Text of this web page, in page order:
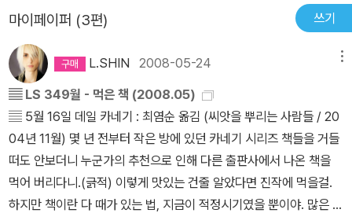
마이페이퍼 (3편) 쓰기
L.SHIN 2008-05-24
▤ LS 349월 - 먹은 책 (2008.05)
▤ 5월 16일 데일 카네기 : 최염순 옮김 (씨앗을 뿌리는 사람들 / 20
04년 11월) 몇 년 전부터 작은 방에 있던 카네기 시리즈 책들을 거들
떠도 안보더니 누군가의 추천으로 인해 다른 출판사에서 나온 책을
먹어 버리다니.(긁적) 이렇게 맛있는 건줄 알았다면 진작에 먹을걸.
하지만 책이란 다 때가 있는 법, 지금이 적정시기였을 뿐이야. 많은 실